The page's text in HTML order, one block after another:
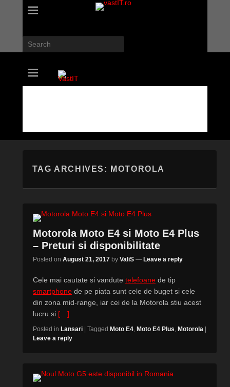
Search
vastIT.ro
Blog de Tehnologie
TAG ARCHIVES: MOTOROLA
Motorola Moto E4 si Moto E4 Plus
– Preturi si disponibilitate
Posted on August 21, 2017 by ValiS — Leave a reply
Cele mai cautate si vandute telefoane de tip
smartphone de pe piata sunt cele de buget si cele
din zona mid-range, iar cei de la Motorola stiu acest
lucru si […]
Posted in Lansari Tagged Moto E4, Moto E4 Plus, Motorola
Leave a reply